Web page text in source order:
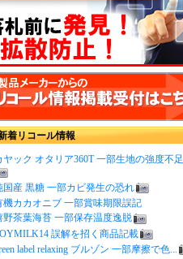
着リコール情報
ヤック オタリア360T 一部生地の強度不足
国産 黒糖 一部カビ発生の恐れ
機カカオニブ 一部賞味期限誤記
野茶葉海苔 一部保存温度逸脱
誤解を招く商品記載
label relaxing ブルゾン 一部摩擦で色...